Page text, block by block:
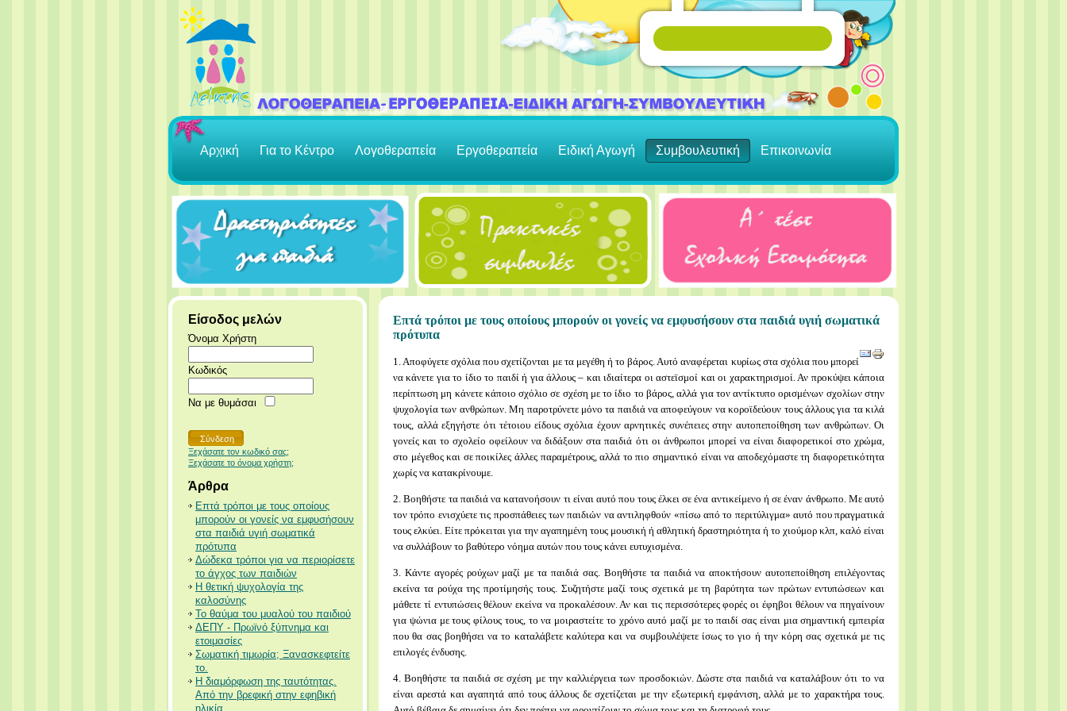
Αρχική Για το Κέντρο Λογοθεραπεία Εργοθεραπεία Ειδική Αγωγή Συμβουλευτική Επικοινωνία
Είσοδος μελών
Όνομα Χρήστη
Κωδικός
Να με θυμάσαι
Ξεχάσατε τον κωδικό σας;
Ξεχάσατε το όνομα χρήστη;
Άρθρα
Επτά τρόποι με τους οποίους
μπορούν οι γονείς να εμφυσήσουν
στα παιδιά υγιή σωματικά
πρότυπα
Δώδεκα τρόποι για να περιορίσετε
το άγχος των παιδιών
Η θετική ψυχολογία της
καλοσύνης
Το θαύμα του μυαλού του παιδιού
ΔΕΠΥ - Πρωϊνό ξύπνημα και
ετοιμασίες
Σωματική τιμωρία; Ξανασκεφτείτε
το.
Η διαμόρφωση της ταυτότητας.
Από την βρεφική στην εφηβική
ηλικία.
Επτά τρόποι με τους οποίους μπορούν οι γονείς να εμφυσήσουν στα παιδιά υγιή σωματικά
πρότυπα
1. Αποφύγετε σχόλια που σχετίζονται με τα μεγέθη ή το βάρος. Αυτό αναφέρεται κυρίως στα σχόλια που μπορεί
να κάνετε για το ίδιο το παιδί ή για άλλους – και ιδιαίτερα οι αστεϊσμοί και οι χαρακτηρισμοί. Αν προκύψει κάποια
περίπτωση μη κάνετε κάποιο σχόλιο σε σχέση με το ίδιο το βάρος, αλλά για τον αντίκτυπο ορισμένων σχολίων στην
ψυχολογία των ανθρώπων. Μη παροτρύνετε μόνο τα παιδιά να αποφεύγουν να κοροϊδεύουν τους άλλους για τα κιλά
τους, αλλά εξηγήστε ότι τέτοιου είδους σχόλια έχουν αρνητικές συνέπειες στην αυτοπεποίθηση των ανθρώπων. Οι
γονείς και το σχολείο οφείλουν να διδάξουν στα παιδιά ότι οι άνθρωποι μπορεί να είναι διαφορετικοί στο χρώμα,
στο μέγεθος και σε ποικίλες άλλες παραμέτρους, αλλά το πιο σημαντικό είναι να αποδεχόμαστε τη διαφορετικότητα
χωρίς να κατακρίνουμε.
2. Βοηθήστε τα παιδιά να κατανοήσουν τι είναι αυτό που τους έλκει σε ένα αντικείμενο ή σε έναν άνθρωπο. Με αυτό
τον τρόπο ενισχύετε τις προσπάθειες των παιδιών να αντιληφθούν «πίσω από το περιτύλιγμα» αυτό που πραγματικά
τους ελκύει. Είτε πρόκειται για την αγαπημένη τους μουσική ή αθλητική δραστηριότητα ή το χιούμορ κλπ, καλό είναι
να συλλάβουν το βαθύτερο νόημα αυτών που τους κάνει ευτυχισμένα.
3. Κάντε αγορές ρούχων μαζί με τα παιδιά σας. Βοηθήστε τα παιδιά να αποκτήσουν αυτοπεποίθηση επιλέγοντας
εκείνα τα ρούχα της προτίμησής τους. Συζητήστε μαζί τους σχετικά με τη βαρύτητα των πρώτων εντυπώσεων και
μάθετε τί εντυπώσεις θέλουν εκείνα να προκαλέσουν. Αν και τις περισσότερες φορές οι έφηβοι θέλουν να πηγαίνουν
για ψώνια με τους φίλους τους, το να μοιραστείτε το χρόνο αυτό μαζί με το παιδί σας είναι μια σημαντική εμπειρία
που θα σας βοηθήσει να το καταλάβετε καλύτερα και να συμβουλέψετε ίσως το γιο ή την κόρη σας σχετικά με τις
επιλογές ένδυσης.
4. Βοηθήστε τα παιδιά σε σχέση με την καλλιέργεια των προσδοκιών. Δώστε στα παιδιά να καταλάβουν ότι το να
είναι αρεστά και αγαπητά από τους άλλους δε σχετίζεται με την εξωτερική εμφάνιση, αλλά με το χαρακτήρα τους.